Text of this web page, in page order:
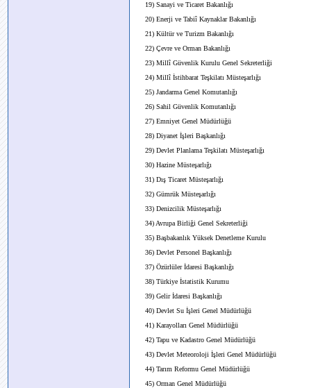
19) Sanayi ve Ticaret Bakanlığı
20) Enerji ve Tabiî Kaynaklar Bakanlığı
21) Kültür ve Turizm Bakanlığı
22) Çevre ve Orman Bakanlığı
23) Millî Güvenlik Kurulu Genel Sekreterliği
24) Millî İstihbarat Teşkilatı Müsteşarlığı
25) Jandarma Genel Komutanlığı
26) Sahil Güvenlik Komutanlığı
27) Emniyet Genel Müdürlüğü
28) Diyanet İşleri Başkanlığı
29) Devlet Planlama Teşkilatı Müsteşarlığı
30) Hazine Müsteşarlığı
31) Dış Ticaret Müsteşarlığı
32) Gümrük Müsteşarlığı
33) Denizcilik Müsteşarlığı
34) Avrupa Birliği Genel Sekreterliği
35) Başbakanlık Yüksek Denetleme Kurulu
36) Devlet Personel Başkanlığı
37) Özürlüler İdaresi Başkanlığı
38) Türkiye İstatistik Kurumu
39) Gelir İdaresi Başkanlığı
40) Devlet Su İşleri Genel Müdürlüğü
41) Karayolları Genel Müdürlüğü
42) Tapu ve Kadastro Genel Müdürlüğü
43) Devlet Meteoroloji İşleri Genel Müdürlüğü
44) Tarım Reformu Genel Müdürlüğü
45) Orman Genel Müdürlüğü